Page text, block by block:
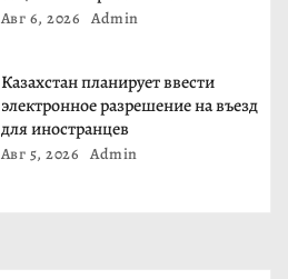
Авг 6, 2026 Admin
Казахстан планирует ввести
электронное разрешение на въезд
для иностранцев
Авг 5, 2026 Admin